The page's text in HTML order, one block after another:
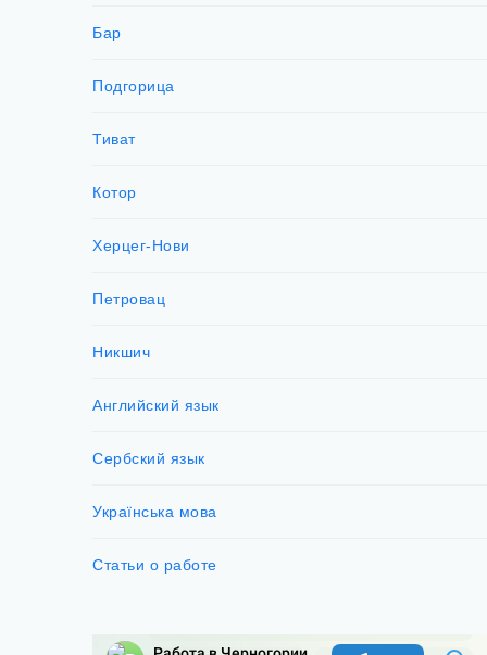
Бар
Подгорица
Тиват
Котор
Херцег-Нови
Петровац
Никшич
Английский язык
Сербский язык
Українська мова
Статьи о работе